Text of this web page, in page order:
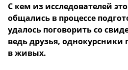
С кем из исследователей
общались в процессе
удалось поговорить со
ведь друзья,
в живых.